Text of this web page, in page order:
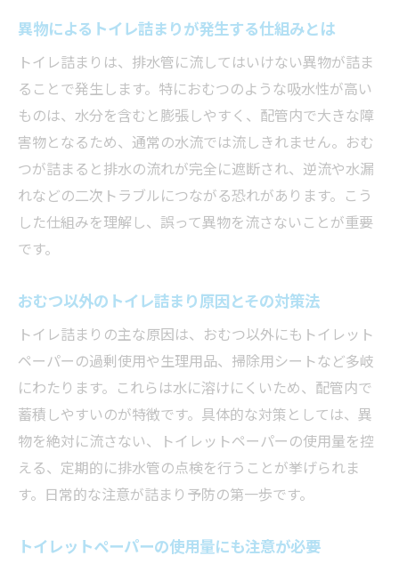
異物によるトイレ詰まりが発生する仕組みとは
トイレ詰まりは、排水管に流してはいけない異物が詰ま
ることで発生します。特におむつのような吸水性が高い
ものは、水分を含むと膨張しやすく、配管内で大きな障
害物となるため、通常の水流では流しきれません。おむ
つが詰まると排水の流れが完全に遮断され、逆流や水漏
れなどの二次トラブルにつながる恐れがあります。こう
した仕組みを理解し、誤って異物を流さないことが重要
です。
おむつ以外のトイレ詰まり原因とその対策法
トイレ詰まりの主な原因は、おむつ以外にもトイレット
ペーパーの過剰使用や生理用品、掃除用シートなど多岐
にわたります。これらは水に溶けにくいため、配管内で
蓄積しやすいのが特徴です。具体的な対策としては、異
物を絶対に流さない、トイレットペーパーの使用量を控
える、定期的に排水管の点検を行うことが挙げられま
す。日常的な注意が詰まり予防の第一歩です。
トイレットペーパーの使用量にも注意が必要